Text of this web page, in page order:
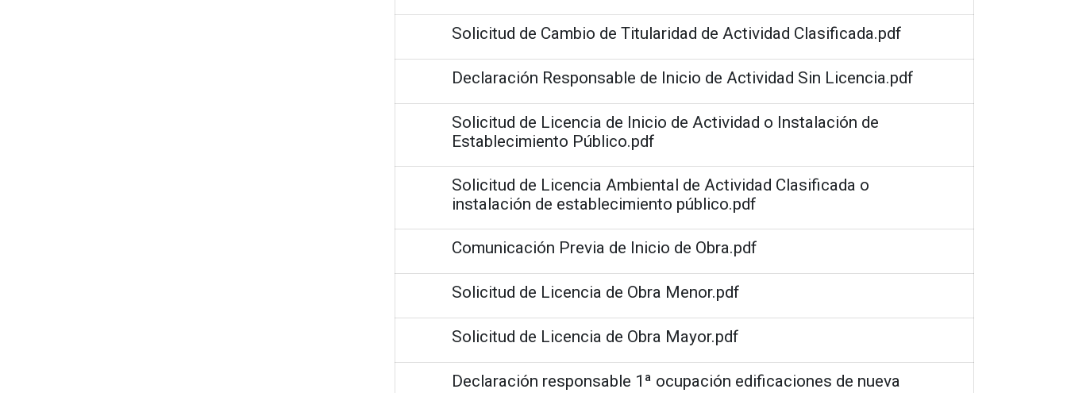
Solicitud de Cambio de Titularidad de Actividad Clasificada.pdf
Declaración Responsable de Inicio de Actividad Sin Licencia.pdf
Solicitud de Licencia de Inicio de Actividad o Instalación de
Establecimiento Público.pdf
Solicitud de Licencia Ambiental de Actividad Clasificada o
instalación de establecimiento público.pdf
Comunicación Previa de Inicio de Obra.pdf
Solicitud de Licencia de Obra Menor.pdf
Solicitud de Licencia de Obra Mayor.pdf
Declaración responsable 1ª ocupación edificaciones de nueva